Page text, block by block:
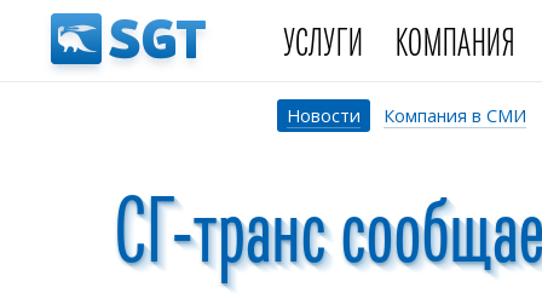
УСЛУГИ КОМПАНИЯ
Новости Компания в СМИ
СГ-транс